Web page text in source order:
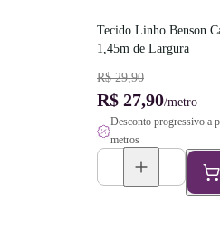
Tecido Linho Benson
1,45m de Largura
R$ 29,90
R$ 27,90/metro
Desconto progressivo a
metros